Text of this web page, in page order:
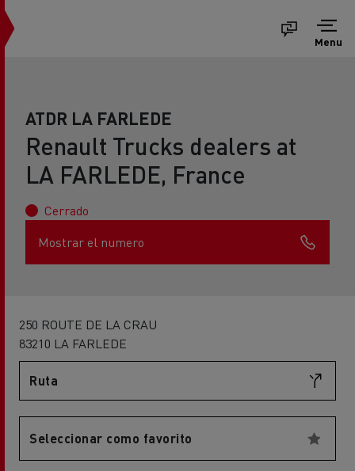
Menu
ATDR LA FARLEDE
Renault Trucks dealers at
LA FARLEDE, France
Cerrado
Mostrar el numero
250 ROUTE DE LA CRAU
83210 LA FARLEDE
Ruta
Seleccionar como favorito